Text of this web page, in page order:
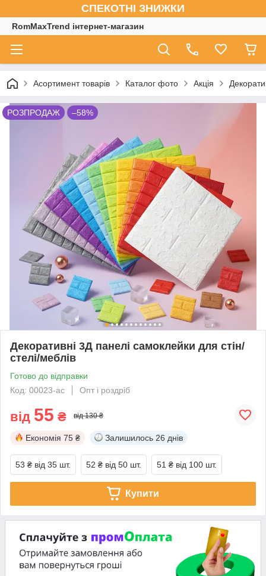
СПЕКОТНІ ЗНИЖКИ
RomMaxTrend інтернет-магазин
Асортимент товарів Каталог фото Акція
РОЗПРОДАЖ –58%
Декоративні 3Д панелі самоклейки для стін/
стелі/меблів
Готово до відправки
Код: 00023-ас
Опт і роздріб
від 55 ₴ від 130 ₴
Економія 75 ₴ Залишилось 26 днів
53 ₴ від 35 шт. 52 ₴ від 50 шт. 51 ₴ від 100 шт.
Купити